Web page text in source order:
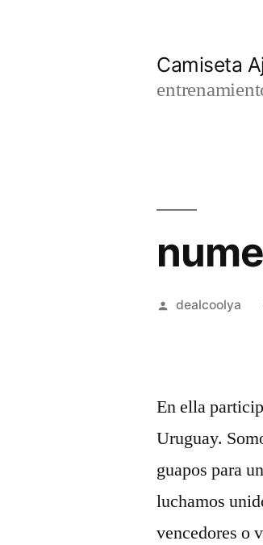
Camiseta
Publicado
dealcoolya
En ella
Uruguay.
guapos para
luchamos
vencedores o